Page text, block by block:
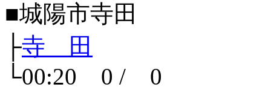
■城陽市寺田
├寺 田
└00:20 0 / 0